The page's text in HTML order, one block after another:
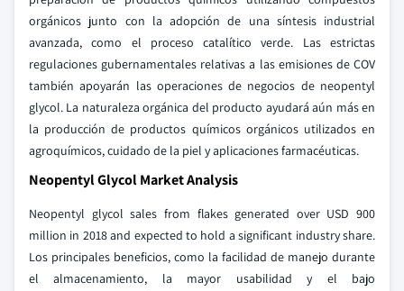
orgánicos junto con la adopción de una síntesis industrial
avanzada, como el proceso catalítico verde. Las estrictas
regulaciones gubernamentales relativas a las emisiones de COV
también apoyarán las operaciones de negocios de neopentyl
glycol. La naturaleza orgánica del producto ayudará aún más en
la producción de productos químicos orgánicos utilizados en
agroquímicos, cuidado de la piel y aplicaciones farmacéuticas.
Neopentyl Glycol Market Analysis
Neopentyl glycol sales from flakes generated over USD 900
million in 2018 and expected to hold a significant industry share.
Los principales beneficios, como la facilidad de manejo durante
el almacenamiento, la mayor usabilidad y el bajo